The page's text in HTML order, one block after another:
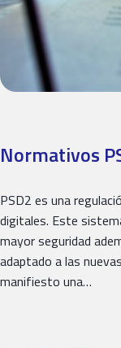
Normativos
PSD2 es una
digitales. Este
mayor seguridad
adaptado a las
manifiesto una…